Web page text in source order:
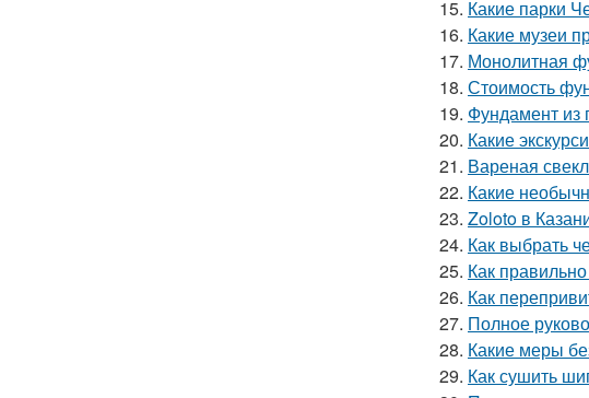
15. Какие парки
16. Какие музеи
17. Монолитная
18. Стоимость
19. Фундамент из
20. Какие
21. Вареная
22. Какие
23. Zoloto в
24. Как выбрать
25. Как
26. Как
27. Полное
28. Какие меры
29. Как сушить